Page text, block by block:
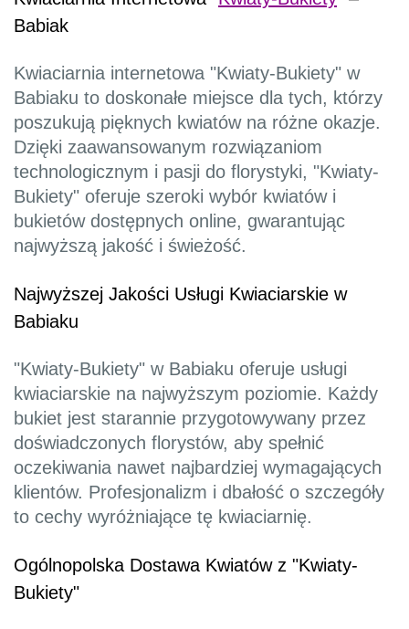
Babiak
Kwiaciarnia internetowa "Kwiaty-Bukiety" w
Babiaku to doskonałe miejsce dla tych, którzy
poszukują pięknych kwiatów na różne okazje.
Dzięki zaawansowanym rozwiązaniom
technologicznym i pasji do florystyki, "Kwiaty-
Bukiety" oferuje szeroki wybór kwiatów i
bukietów dostępnych online, gwarantując
najwyższą jakość i świeżość.
Najwyższej Jakości Usługi Kwiaciarskie w
Babiaku
"Kwiaty-Bukiety" w Babiaku oferuje usługi
kwiaciarskie na najwyższym poziomie. Każdy
bukiet jest starannie przygotowywany przez
doświadczonych florystów, aby spełnić
oczekiwania nawet najbardziej wymagających
klientów. Profesjonalizm i dbałość o szczegóły
to cechy wyróżniające tę kwiaciarnię.
Ogólnopolska Dostawa Kwiatów z "Kwiaty-
Bukiety"